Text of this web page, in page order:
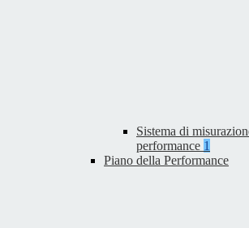
Sistema di
performance 1
Piano della Performance